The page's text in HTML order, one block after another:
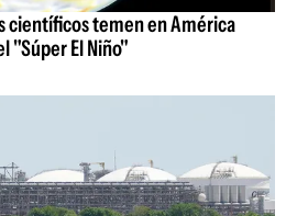
científicos temen en América
"Súper El Niño"